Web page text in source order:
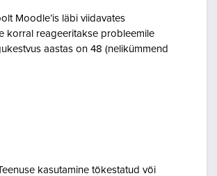
Moodle’is läbi viidavates
korral reageeritakse probleemile
aastas on 48 (nelikümmend
kasutamine tõkestatud või